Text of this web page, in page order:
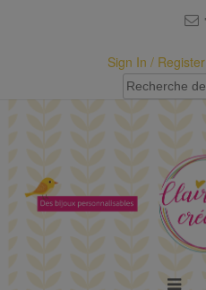
Sign In / Register
Recherche
pour :